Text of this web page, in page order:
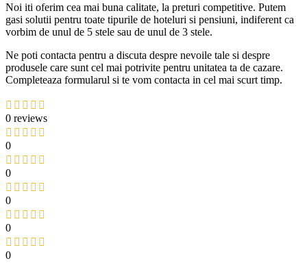
Noi iti oferim cea mai buna calitate, la preturi competitive. Putem
gasi solutii pentru toate tipurile de hoteluri si pensiuni, indiferent ca
vorbim de unul de 5 stele sau de unul de 3 stele.
Ne poti contacta pentru a discuta despre nevoile tale si despre
produsele care sunt cel mai potrivite pentru unitatea ta de cazare.
Completeaza formularul si te vom contacta in cel mai scurt timp.
0 reviews
0
0
0
0
0